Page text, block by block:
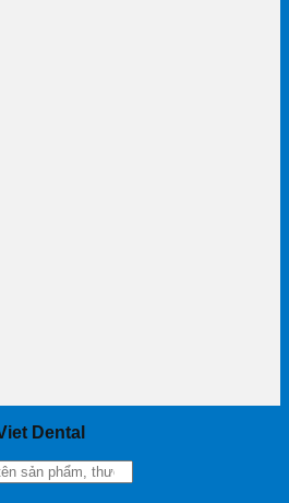
Dental